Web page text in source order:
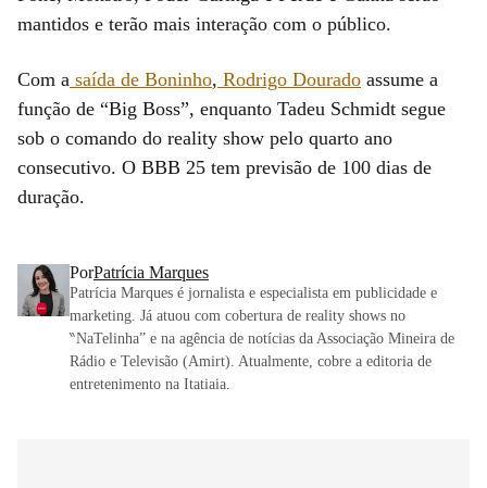
mantidos e terão mais interação com o público.
Com a saída de Boninho, Rodrigo Dourado assume a
função de “Big Boss”, enquanto Tadeu Schmidt segue
sob o comando do reality show pelo quarto ano
consecutivo. O BBB 25 tem previsão de 100 dias de
duração.
PorPatrícia Marques
Patrícia Marques é jornalista e especialista em publicidade e
marketing. Já atuou com cobertura de reality shows no
‶NaTelinha” e na agência de notícias da Associação Mineira de
Rádio e Televisão (Amirt). Atualmente, cobre a editoria de
entretenimento na Itatiaia.